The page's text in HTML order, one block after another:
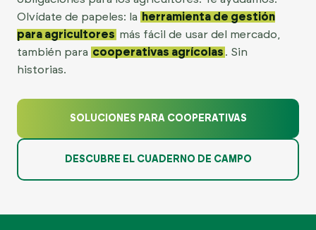
Olvídate de papeles: la
herramienta de gestión
para agricultores más fácil de usar del mercado,
también para cooperativas agrícolas . Sin
historias.
SOLUCIONES PARA COOPERATIVAS
DESCUBRE EL CUADERNO DE CAMPO